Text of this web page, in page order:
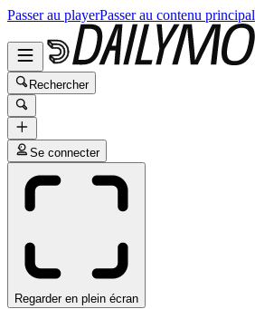
Passer au playerPasser au contenu principal
Rechercher
Se connecter
Regarder en plein écran